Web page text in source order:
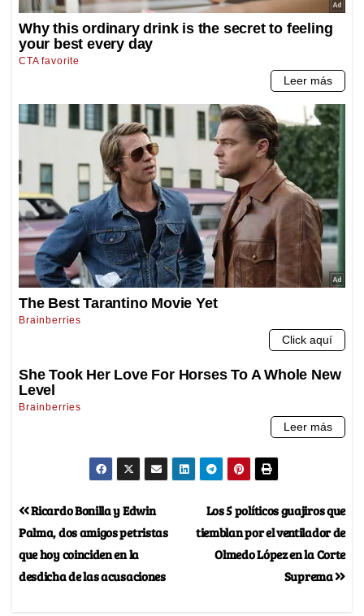
Los 5 políticos guajiros que
tiemblan por el ventilador de
Olmedo López en la Corte
Suprema
Ricardo Bonilla y Edwin
Palma, dos amigos petristas
que hoy coinciden en la
desdicha de las acusaciones